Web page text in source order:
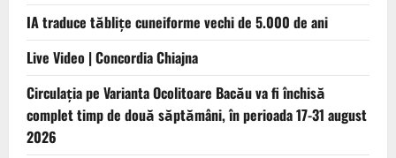
IA traduce tăblițe cuneiforme vechi de 5.000 de ani
Live Video | Concordia Chiajna
Circulația pe Varianta Ocolitoare Bacău va fi închisă
complet timp de două săptămâni, în perioada 17-31 august
2026